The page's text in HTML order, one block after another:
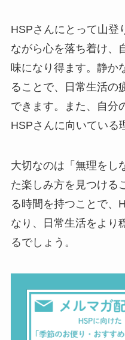
HSPさんにとって山登
ながら心を落ち着け、
味になり得ます。静か
ることで、日常生活の
できます。また、自分
HSPさんに向いている
大切なのは「無理をし
た楽しみ方を見つける
る時間を持つことで、
なり、日常生活をより
るでしょう。